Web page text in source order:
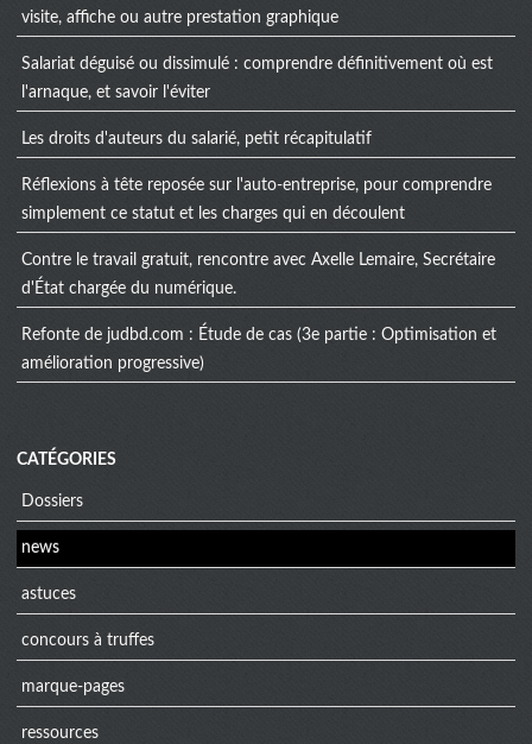
visite, affiche ou autre prestation graphique
Salariat déguisé ou dissimulé : comprendre définitivement où est
l'arnaque, et savoir l'éviter
Les droits d'auteurs du salarié, petit récapitulatif
Réflexions à tête reposée sur l'auto-entreprise, pour comprendre
simplement ce statut et les charges qui en découlent
Contre le travail gratuit, rencontre avec Axelle Lemaire, Secrétaire
d'État chargée du numérique.
Refonte de judbd.com : Étude de cas (3e partie : Optimisation et
amélioration progressive)
CATÉGORIES
Dossiers
news
astuces
concours à truffes
marque-pages
ressources